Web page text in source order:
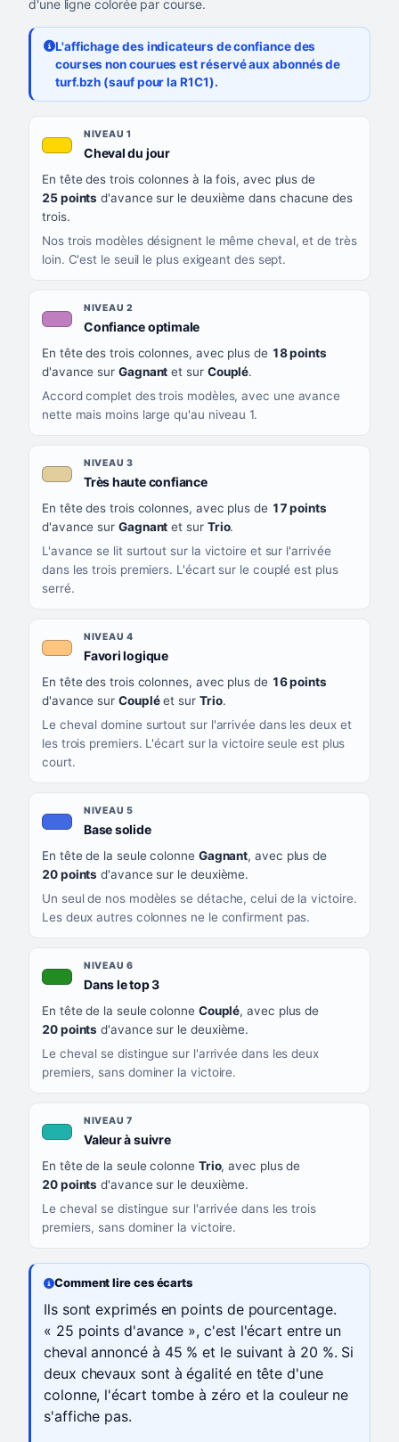
d'une ligne colorée par course.
L'affichage des indicateurs de confiance des
courses non courues est réservé aux abonnés de
turf.bzh (sauf pour la R1C1).
QUAND LA LIGNE PREND CETTE COULEUR
CE QUE CELA VOUS DIT
NIVEAU 1
Cheval du jour, couleur jaune or
En tête des trois colonnes à la fois, avec plus de
25 points d'avance sur le deuxième dans chacune des
trois.
Nos trois modèles désignent le même cheval, et de très
loin. C'est le seuil le plus exigeant des sept.
NIVEAU 2
Confiance optimale, couleur mauve
En tête des trois colonnes, avec plus de 18 points
d'avance sur Gagnant et sur Couplé.
Accord complet des trois modèles, avec une avance
nette mais moins large qu'au niveau 1.
NIVEAU 3
Très haute confiance, couleur beige
En tête des trois colonnes, avec plus de 17 points
d'avance sur Gagnant et sur Trio.
L'avance se lit surtout sur la victoire et sur l'arrivée
dans les trois premiers. L'écart sur le couplé est plus
serré.
NIVEAU 4
Favori logique, couleur orange clair
En tête des trois colonnes, avec plus de 16 points
d'avance sur Coupléet sur Trio.
Le cheval domine surtout sur l'arrivée dans les deux et
les trois premiers. L'écart sur la victoire seule est plus
court.
NIVEAU 5
Base solide, couleur bleu roi
En tête de la seule colonne Gagnant, avec plus de
20 points d'avance sur le deuxième.
Un seul de nos modèles se détache, celui de la victoire.
Les deux autres colonnes ne le confirment pas.
NIVEAU 6
Dans le top 3, couleur verte
En tête de la seule colonne Couplé, avec plus de
20 points d'avance sur le deuxième.
Le cheval se distingue sur l'arrivée dans les deux
premiers, sans dominer la victoire.
NIVEAU 7
Valeur à suivre, couleur turquoise
En tête de la seule colonne Trio, avec plus de
20 points d'avance sur le deuxième.
Le cheval se distingue sur l'arrivée dans les trois
premiers, sans dominer la victoire.
Comment lire ces écarts
Ils sont exprimés en points de pourcentage.
« 25 points d'avance », c'est l'écart entre un
cheval annoncé à 45 % et le suivant à 20 %. Si
deux chevaux sont à égalité en tête d'une
colonne, l'écart tombe à zéro et la couleur ne
s'affiche pas.